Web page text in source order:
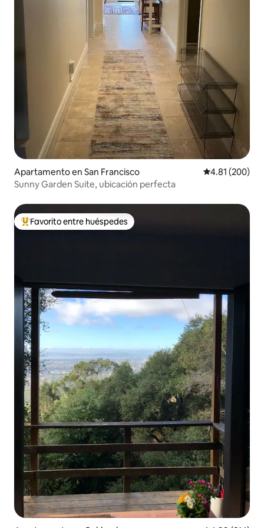
Apartamento en San Francisco Calificación
4.81 (200)
Sunny Garden Suite, ubicación perfecta
Favorito entre huéspedes preferido
Favorito entre huéspedes